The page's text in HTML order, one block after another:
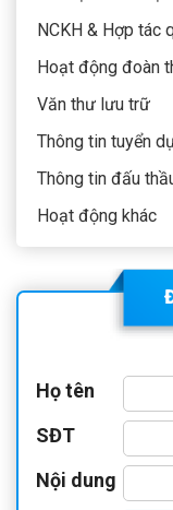
NCKH & Hợp tác
Hoạt động đoàn
Văn thư lưu trữ
Thông tin tuyển
Thông tin đấu
Hoạt động khác
Họ tên
SĐT
Nội dung